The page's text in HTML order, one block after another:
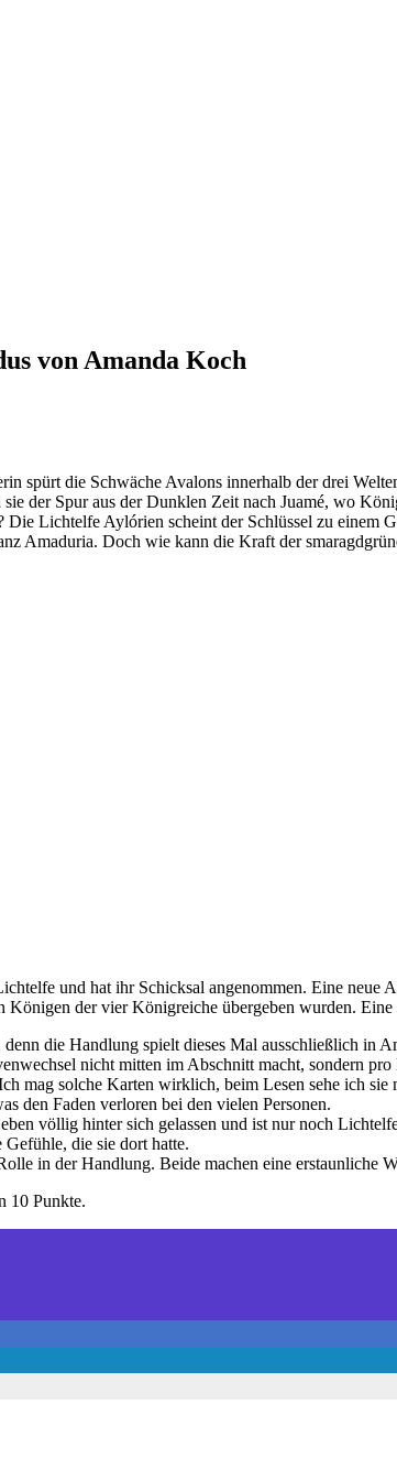
von Amanda Koch
die Schwäche Avalons innerhalb der drei
der Spur aus der Dunklen Zeit nach Juamé, wo
Lichtelfe Aylórien scheint der Schlüssel zu einem
Amaduria. Doch wie kann die Kraft der
und hat ihr Schicksal angenommen. Eine neue
Königen der vier Königreiche übergeben wurden.
die Handlung spielt dieses Mal ausschließlich in
nicht mitten im Abschnitt macht, sondern
mag solche Karten wirklich, beim Lesen sehe ich
den Faden verloren bei den vielen Personen.
völlig hinter sich gelassen und ist nur noch
die sie dort hatte.
in der Handlung. Beide machen eine erstaunliche
10 Punkte.